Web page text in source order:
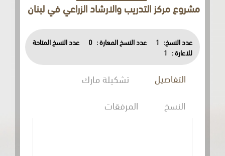
مشروع مركز التدريب والارشاد الزراعي في لبنان
عدد النسخ: 1 عدد النسخ المعارة : 0
عدد النسخ المتاحة
للاعارة :
1
التفاصيل
تشكيلة مارك
المرفقات